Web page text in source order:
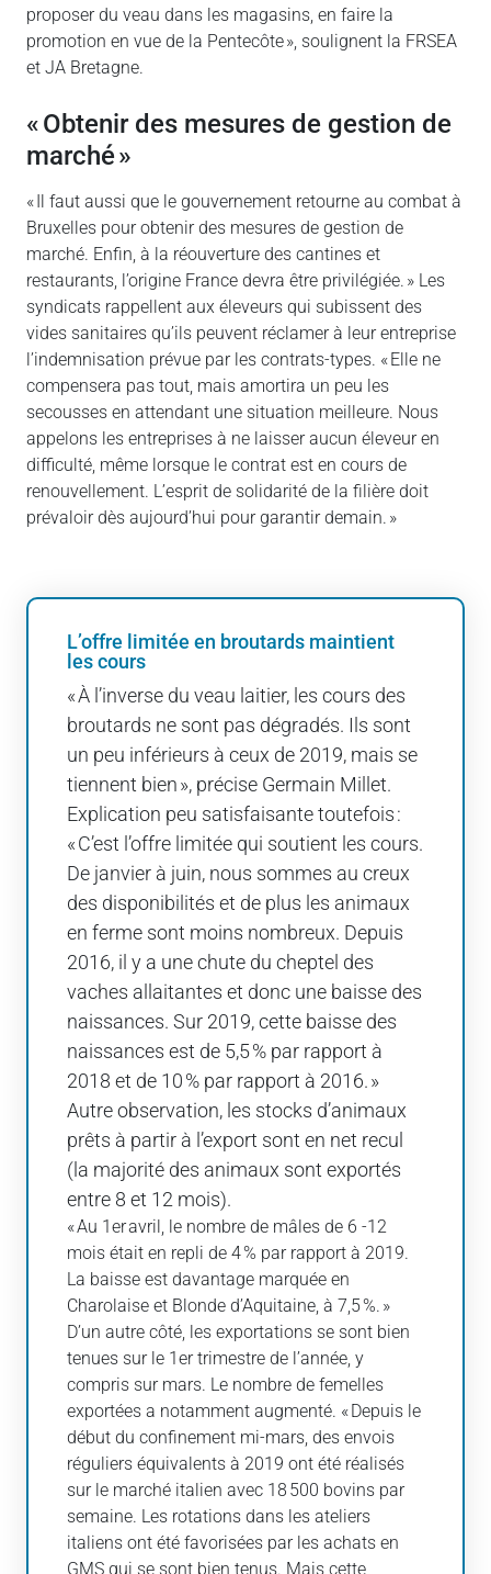
proposer du veau dans les magasins, en faire la
promotion en vue de la Pentecôte », soulignent la FRSEA
et JA Bretagne.
« Obtenir des mesures de gestion de
marché »
« Il faut aussi que le gouvernement retourne au combat à
Bruxelles pour obtenir des mesures de gestion de
marché. Enfin, à la réouverture des cantines et
restaurants, l’origine France devra être privilégiée. » Les
syndicats rappellent aux éleveurs qui subissent des
vides sanitaires qu’ils peuvent réclamer à leur entreprise
l’indemnisation prévue par les contrats-types. « Elle ne
compensera pas tout, mais amortira un peu les
secousses en attendant une situation meilleure. Nous
appelons les entreprises à ne laisser aucun éleveur en
difficulté, même lorsque le contrat est en cours de
renouvellement. L’esprit de solidarité de la filière doit
prévaloir dès aujourd’hui pour garantir demain. »
L’offre limitée en broutards maintient
les cours
« À l’inverse du veau laitier, les cours des
broutards ne sont pas dégradés. Ils sont
un peu inférieurs à ceux de 2019, mais se
tiennent bien », précise Germain Millet.
Explication peu satisfaisante toutefois :
« C’est l’offre limitée qui soutient les cours.
De janvier à juin, nous sommes au creux
des disponibilités et de plus les animaux
en ferme sont moins nombreux. Depuis
2016, il y a une chute du cheptel des
vaches allaitantes et donc une baisse des
naissances. Sur 2019, cette baisse des
naissances est de 5,5 % par rapport à
2018 et de 10 % par rapport à 2016. »
Autre observation, les stocks d’animaux
prêts à partir à l’export sont en net recul
(la majorité des animaux sont exportés
entre 8 et 12 mois).
« Au 1er avril, le nombre de mâles de 6 -12
mois était en repli de 4 % par rapport à 2019.
La baisse est davantage marquée en
Charolaise et Blonde d’Aquitaine, à 7,5 %. »
D’un autre côté, les exportations se sont bien
tenues sur le 1er trimestre de l’année, y
compris sur mars. Le nombre de femelles
exportées a notamment augmenté. « Depuis le
début du confinement mi-mars, des envois
réguliers équivalents à 2019 ont été réalisés
sur le marché italien avec 18 500 bovins par
semaine. Les rotations dans les ateliers
italiens ont été favorisées par les achats en
GMS qui se sont bien tenus. Mais cette